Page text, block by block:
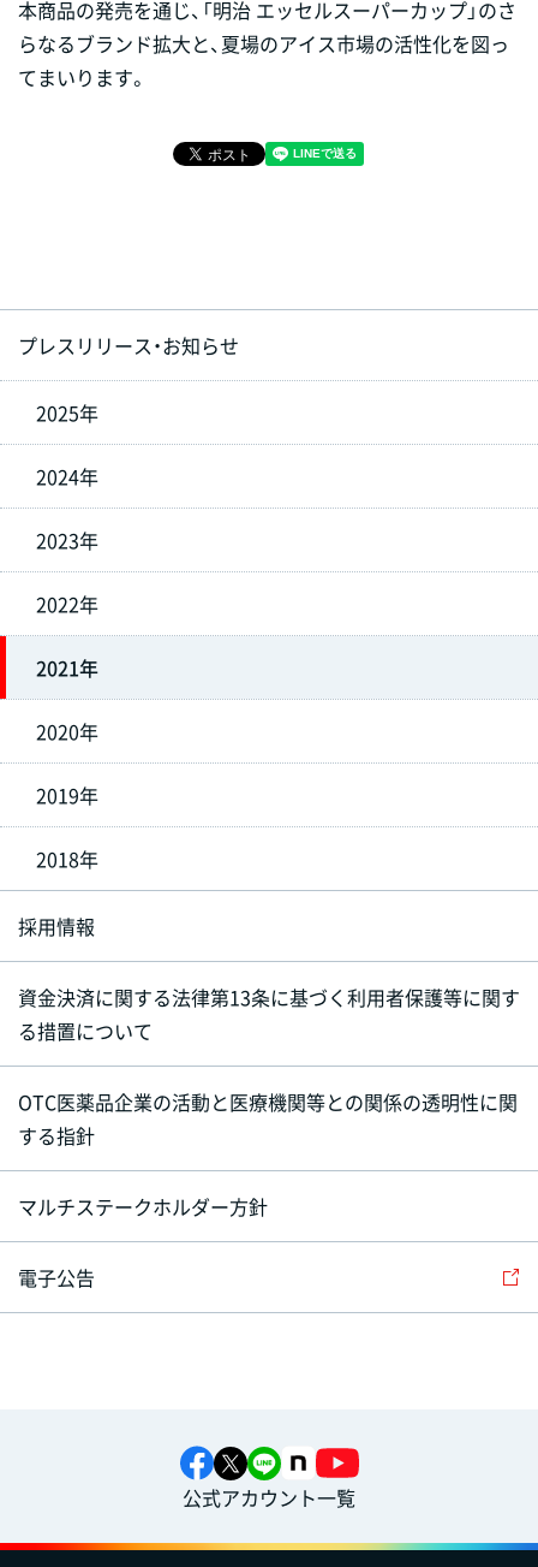
本商品の発売を通じ、「明治 エッセルスーパーカップ」のさ
らなるブランド拡大と、夏場のアイス市場の活性化を図っ
てまいります。
プレスリリース・お知らせ
2025年
2024年
2023年
2022年
2021年
2020年
2019年
2018年
採用情報
資金決済に関する法律第13条に基づく利用者保護等に関す
る措置について
OTC医薬品企業の活動と医療機関等との関係の透明性に関
する指針
マルチステークホルダー方針
電子公告
公式アカウント一覧